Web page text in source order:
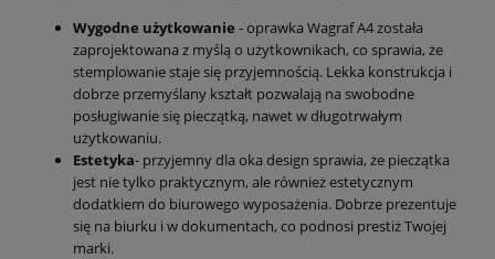
Wygodne użytkowanie - oprawka Wagraf A4 została
zaprojektowana z myślą o użytkownikach, co sprawia, że
stemplowanie staje się przyjemnością. Lekka konstrukcja i
dobrze przemyślany kształt pozwalają na swobodne
posługiwanie się pieczątką, nawet w długotrwałym
użytkowaniu.
Estetyka- przyjemny dla oka design sprawia, że pieczątka
jest nie tylko praktycznym, ale również estetycznym
dodatkiem do biurowego wyposażenia. Dobrze prezentuje
się na biurku i w dokumentach, co podnosi prestiż Twojej
marki.